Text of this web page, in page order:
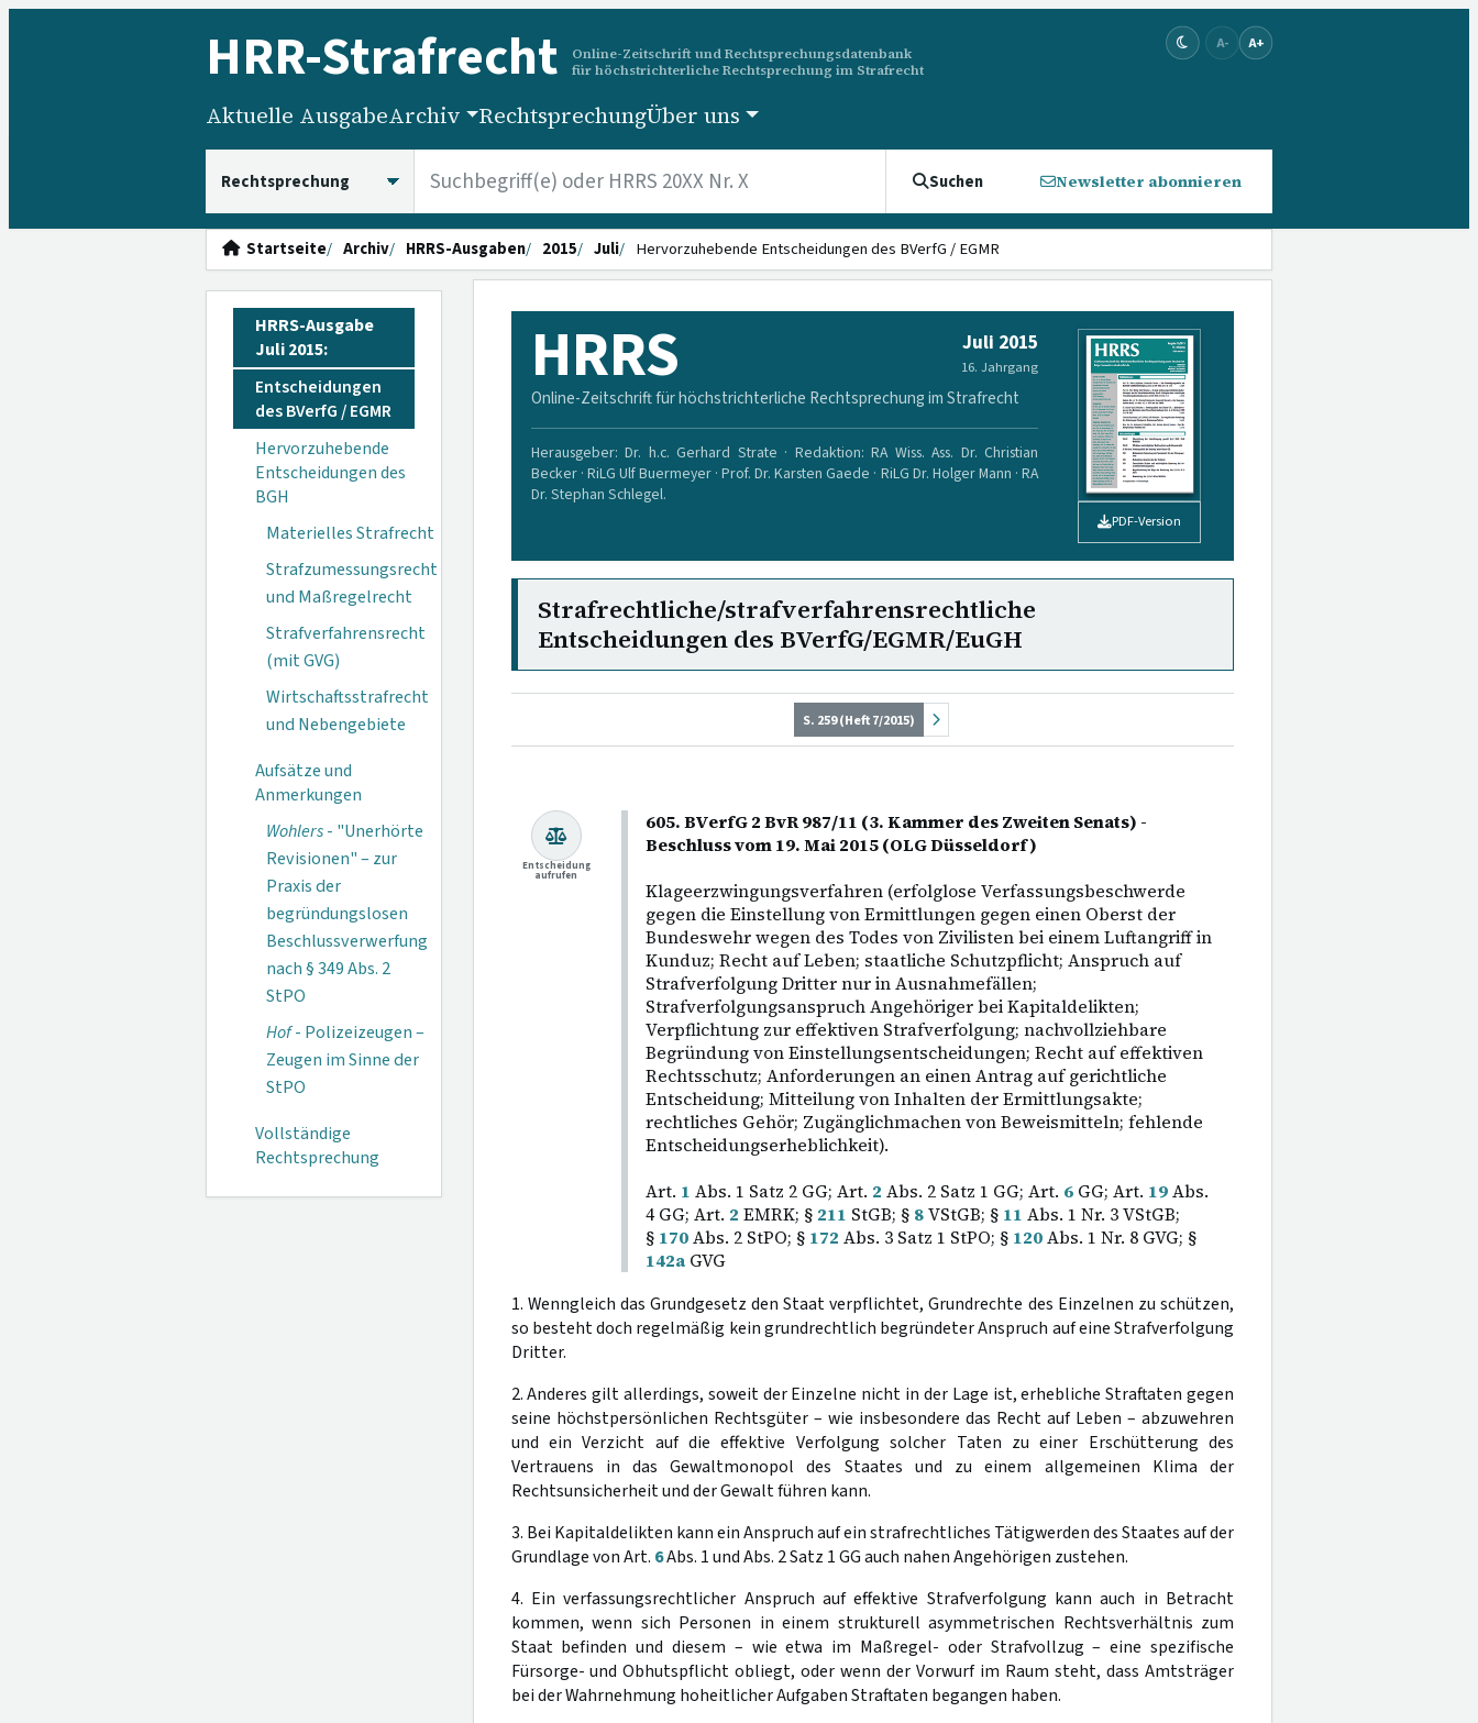
HRR-Strafrecht
Online-Zeitschrift und Rechtsprechungsdatenbank
für höchstrichterliche Rechtsprechung im Strafrecht
A- A+
Aktuelle AusgabeArchiv RechtsprechungÜber uns
Suchen Newsletter abonnieren
Startseite Archiv HRRS-Ausgaben 2015 Juli Hervorzuhebende Entscheidungen des BVerfG / EGMR
HRRS-Ausgabe
Juli 2015:
Entscheidungen
des BVerfG / EGMR
Hervorzuhebende
Entscheidungen des
BGH
Materielles Strafrecht
Strafzumessungsrecht
und Maßregelrecht
Strafverfahrensrecht
(mit GVG)
Wirtschaftsstrafrecht
und Nebengebiete
Aufsätze und
Anmerkungen
Wohlers- "Unerhörte
Revisionen" – zur
Praxis der
begründungslosen
Beschlussverwerfung
nach § 349 Abs. 2
StPO
Hof- Polizeizeugen –
Zeugen im Sinne der
StPO
Vollständige
Rechtsprechung
HRRS Juli 2015
16. Jahrgang
Online-Zeitschrift für höchstrichterliche Rechtsprechung im Strafrecht
Herausgeber: Dr. h.c. Gerhard Strate · Redaktion: RA Wiss. Ass. Dr. Christian
Becker · RiLG Ulf Buermeyer · Prof. Dr. Karsten Gaede · RiLG Dr. Holger Mann · RA
Dr. Stephan Schlegel.
PDF-Version
Strafrechtliche/strafverfahrensrechtliche
Entscheidungen des BVerfG/EGMR/EuGH
S. 259 (Heft 7/2015)
605. BVerfG 2 BvR 987/11 (3. Kammer des Zweiten Senats) -
Beschluss vom 19. Mai 2015 (OLG Düsseldorf)
Klageerzwingungsverfahren (erfolglose Verfassungsbeschwerde
gegen die Einstellung von Ermittlungen gegen einen Oberst der
Bundeswehr wegen des Todes von Zivilisten bei einem Luftangriff in
Kunduz; Recht auf Leben; staatliche Schutzpflicht; Anspruch auf
Strafverfolgung Dritter nur in Ausnahmefällen;
Strafverfolgungsanspruch Angehöriger bei Kapitaldelikten;
Verpflichtung zur effektiven Strafverfolgung; nachvollziehbare
Begründung von Einstellungsentscheidungen; Recht auf effektiven
Rechtsschutz; Anforderungen an einen Antrag auf gerichtliche
Entscheidung; Mitteilung von Inhalten der Ermittlungsakte;
rechtliches Gehör; Zugänglichmachen von Beweismitteln; fehlende
Entscheidungserheblichkeit).
Art. 1 Abs. 1 Satz 2 GG; Art. 2 Abs. 2 Satz 1 GG; Art. 6GG; Art. 19Abs.
4 GG; Art. 2 EMRK; § 211 StGB; § 8VStGB; § 11 Abs. 1 Nr. 3 VStGB;
§ 170Abs. 2 StPO; § 172 Abs. 3 Satz 1 StPO; § 120Abs. 1 Nr. 8 GVG; §
142aGVG
Entscheidung
aufrufen
1. Wenngleich das Grundgesetz den Staat verpflichtet, Grundrechte des Einzelnen zu schützen,
so besteht doch regelmäßig kein grundrechtlich begründeter Anspruch auf eine Strafverfolgung
Dritter.
2. Anderes gilt allerdings, soweit der Einzelne nicht in der Lage ist, erhebliche Straftaten gegen
seine höchstpersönlichen Rechtsgüter – wie insbesondere das Recht auf Leben – abzuwehren
und ein Verzicht auf die effektive Verfolgung solcher Taten zu einer Erschütterung des
Vertrauens in das Gewaltmonopol des Staates und zu einem allgemeinen Klima der
Rechtsunsicherheit und der Gewalt führen kann.
3. Bei Kapitaldelikten kann ein Anspruch auf ein strafrechtliches Tätigwerden des Staates auf der
Grundlage von Art. 6Abs. 1 und Abs. 2 Satz 1 GG auch nahen Angehörigen zustehen.
4. Ein verfassungsrechtlicher Anspruch auf effektive Strafverfolgung kann auch in Betracht
kommen, wenn sich Personen in einem strukturell asymmetrischen Rechtsverhältnis zum
Staat befinden und diesem – wie etwa im Maßregel- oder Strafvollzug – eine spezifische
Fürsorge- und Obhutspflicht obliegt, oder wenn der Vorwurf im Raum steht, dass Amtsträger
bei der Wahrnehmung hoheitlicher Aufgaben Straftaten begangen haben.